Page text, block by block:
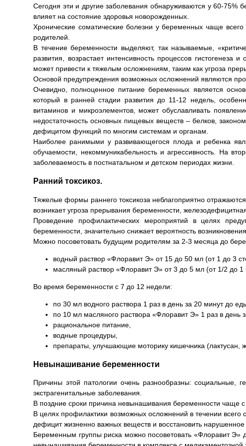
Сегодня эти и другие заболевания обнаруживаются у 60-75%
влияет на состояние здоровья новорожденных.
Хронические соматические болезни у беременных чаще
родителей.
В течение беременности выделяют, так называемые,
развития, возрастает интенсивность процессов
может привести к тяжелым осложнениям, таким как угроза
Основой предупреждения возможных осложнений являются
Очевидно, полноценное питание беременных является
который в ранней стадии развития до 11-12 недель,
витаминов и микроэлементов, может обуславливать
недостаточность основных пищевых веществ – белков,
дефицитом функций по многим системам и органам.
Наиболее ранимыми у развивающегося плода и ребенка
обучаемости, некоммуникабельность и агрессивность. На
заболеваемость в постнатальном и детском периодах жизни.
Ранний токсикоз.
Тяжелые формы раннего токсикоза неблагоприятно
возникает угроза прерывания беременности,
Проведение профилактических мероприятий в целях
беременности, значительно снижает вероятность возникновения
Можно посоветовать будущим родителям за 2-3 месяца до
водный раствор «Флоравит Э» от 15 до 50 мл (от 1 до 3
масляный раствор «Флоравит Э» от 3 до 5 мл (от 1/2 до
Во время беременности с 7 до 12 недели:
по 30 мл водного раствора 1 раз в день за 20 минут до
по 10 мл масляного раствора «Флоравит Э» 1 раз в день
рациональное питание,
водные процедуры,
препараты, улучшающие моторику кишечника (лактусан,
Невынашивание беременности
Причины этой патологии очень разнообразны: социальные,
экстрагенитальные заболевания.
В поздние сроки причина невынашивания беременности чаще
В целях профилактики возможных осложнений в течении
дефицит жизненно важных веществ и восстановить
Беременным группы риска можно посоветовать «Флоравит Э»